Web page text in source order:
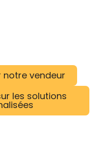
notre vendeur
les solutions